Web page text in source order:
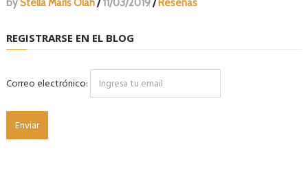
byStella Maris Olah/ 11/03/2019/ Reseñas
REGISTRARSE EN EL BLOG
Correo electrónico: